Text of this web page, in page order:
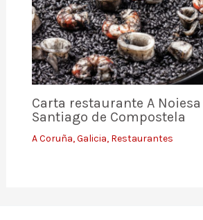
Carta restaurante A Noiesa
Santiago de Compostela
A Coruña,Galicia, Restaurantes